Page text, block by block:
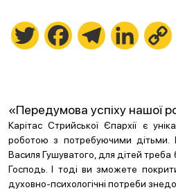
Twitter FacebookTelegramLinkedIn
«Передумова успіху нашої
Карітас Стрийської Єпархії є
роботою з потребуючими
Василя Гушуватого, для дітей треба
Господь. І тоді ви зможете
духовно-психологічні потреби